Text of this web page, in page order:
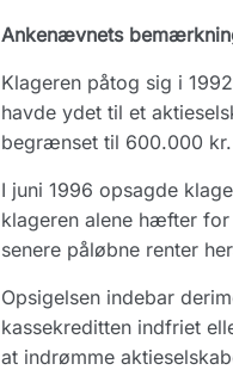
Ankenævnets
Klageren påtog sig i
havde ydet til et
begrænset til 600.000 kr.
I juni 1996 opsagde
klageren alene hæfter
senere påløbne renter
Opsigelsen indebar
kassekreditten indfriet
at indrømme